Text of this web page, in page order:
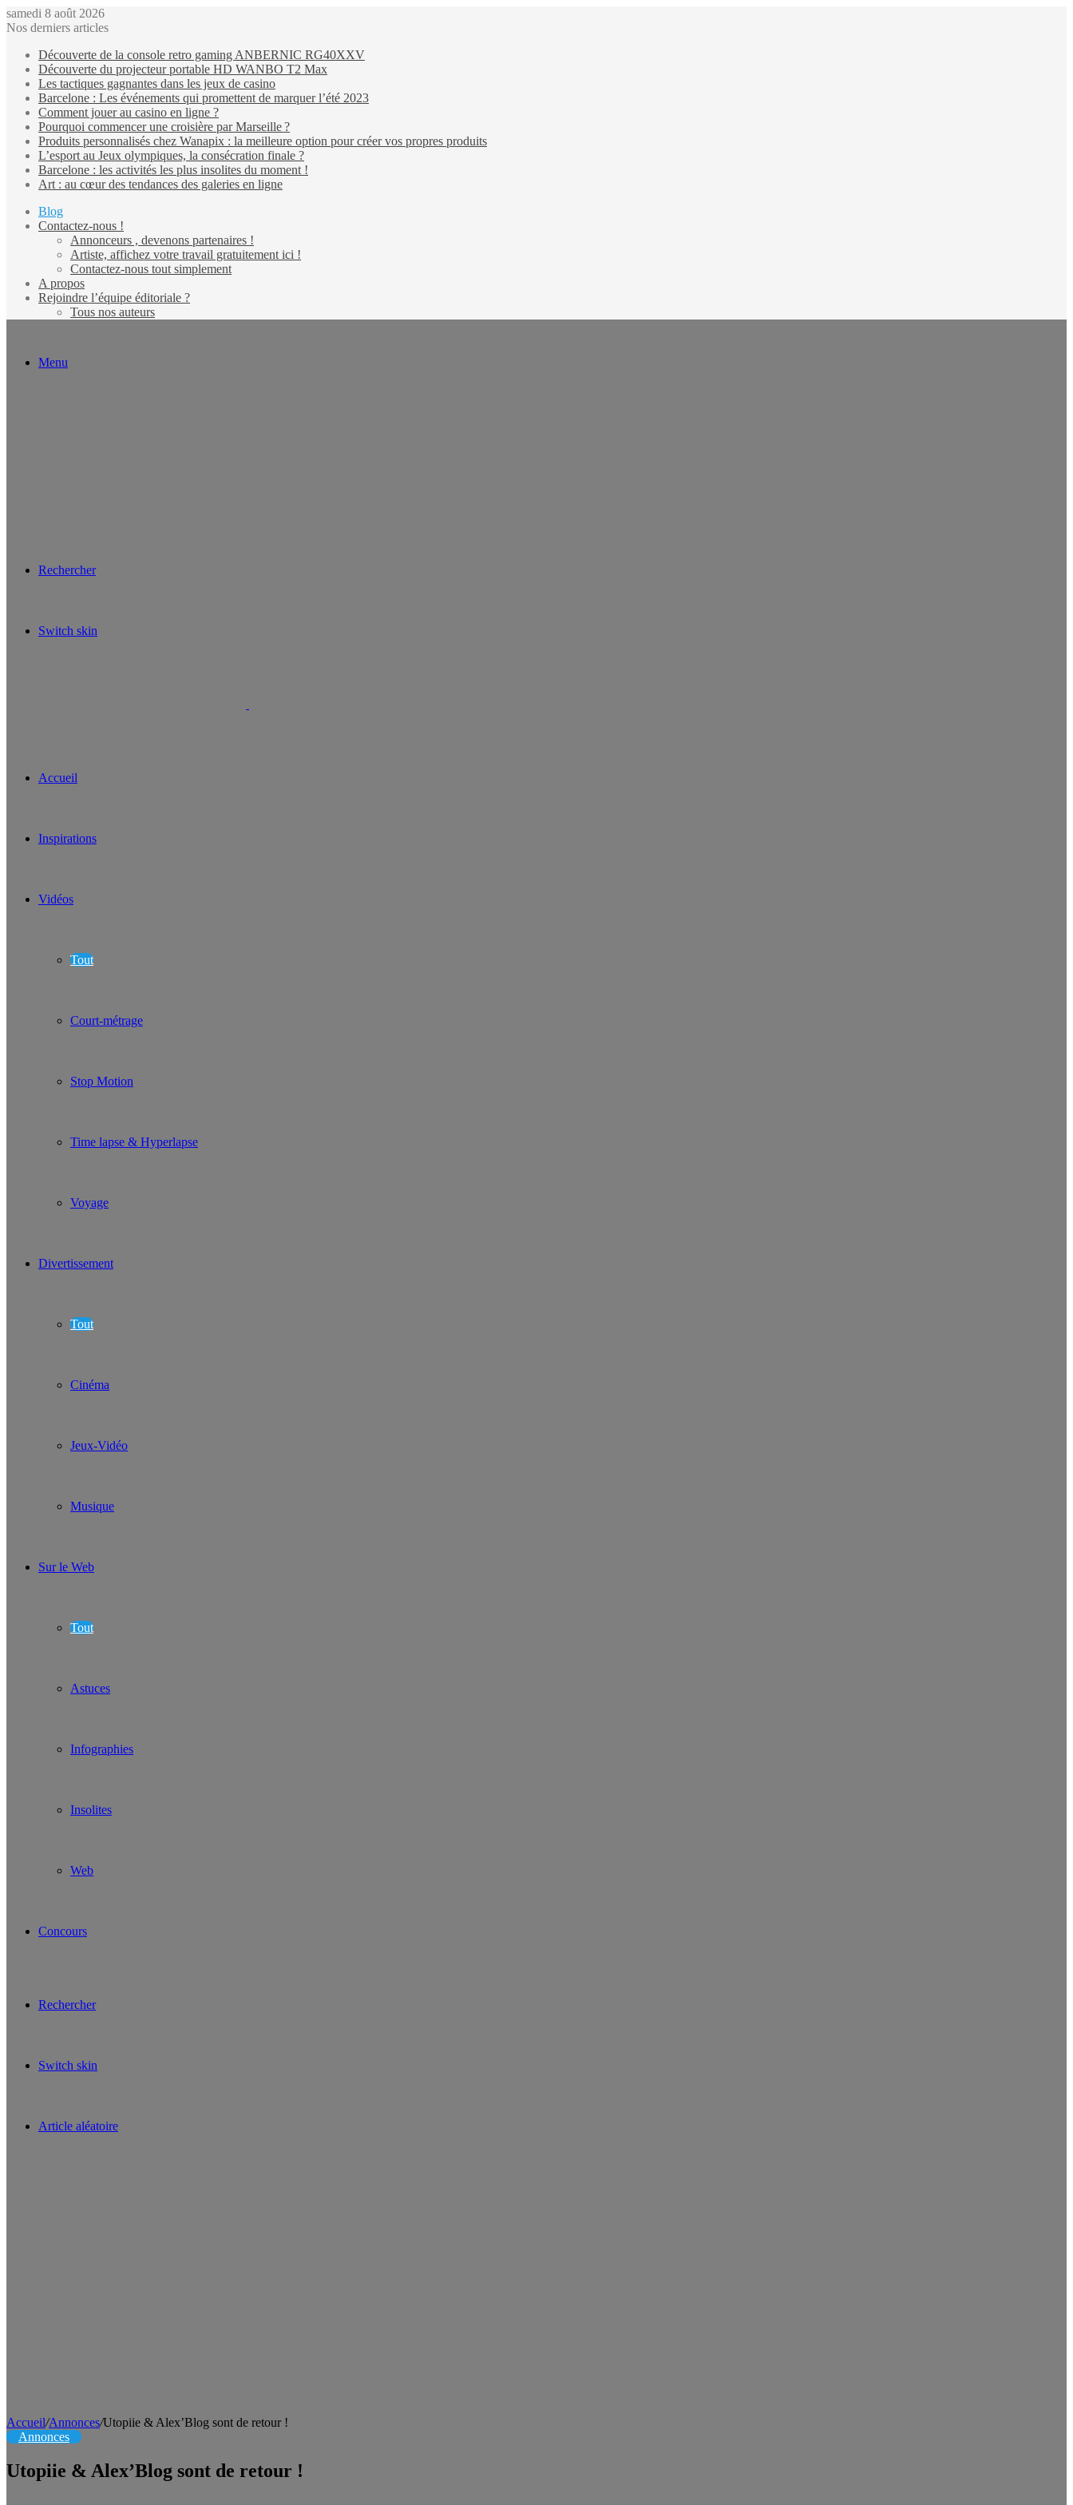
samedi 8 août 2026
Nos derniers articles
Découverte de la console retro gaming ANBERNIC RG40XXV
Découverte du projecteur portable HD WANBO T2 Max
Les tactiques gagnantes dans les jeux de casino
Barcelone : Les événements qui promettent de marquer l’été 2023
Comment jouer au casino en ligne ?
Pourquoi commencer une croisière par Marseille ?
Produits personnalisés chez Wanapix : la meilleure option pour créer vos propres produits
L’esport au Jeux olympiques, la consécration finale ?
Barcelone : les activités les plus insolites du moment !
Art : au cœur des tendances des galeries en ligne
Blog
Contactez-nous !
Annonceurs , devenons partenaires !
Artiste, affichez votre travail gratuitement ici !
Contactez-nous tout simplement
A propos
Rejoindre l’équipe éditoriale ?
Tous nos auteurs
Menu
Rechercher
Switch skin
Accueil
Inspirations
Vidéos
Tout
Court-métrage
Stop Motion
Time lapse & Hyperlapse
Voyage
Divertissement
Tout
Cinéma
Jeux-Vidéo
Musique
Sur le Web
Tout
Astuces
Infographies
Insolites
Web
Concours
Rechercher
Switch skin
Article aléatoire
Accueil/Annonces/Utopiie & Alex’Blog sont de retour !
Annonces
Utopiie & Alex’Blog sont de retour !